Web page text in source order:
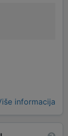
informacija